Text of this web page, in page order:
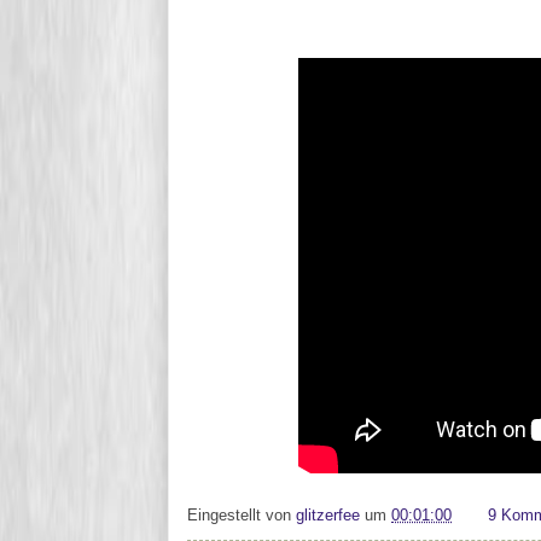
Eingestellt von glitzerfee um 00:01:00 9